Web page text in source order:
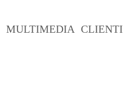
MULTIMEDIA CLIENTI